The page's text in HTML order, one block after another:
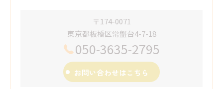
〒174-0071
東京都板橋区常盤台4-7-18
050-3635-2795
お問い合わせはこちら